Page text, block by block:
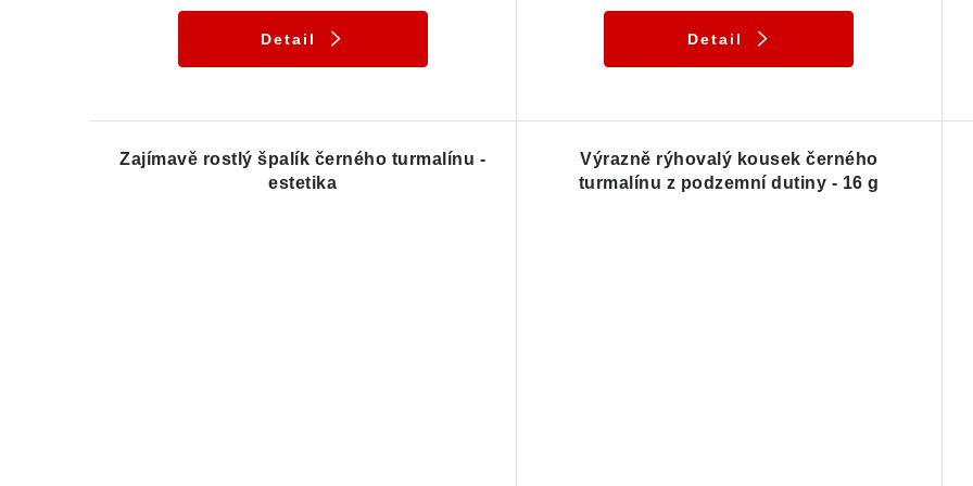
Detail Detail
Zajímavě rostlý špalík černého turmalínu -
estetika
Výrazně rýhovalý kousek černého
turmalínu z podzemní dutiny - 16 g